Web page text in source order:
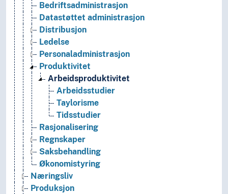
Bedriftsadministrasjon
Datastøttet administrasjon
Distribusjon
Ledelse
Personaladministrasjon
Produktivitet
Arbeidsproduktivitet
Arbeidsstudier
Taylorisme
Tidsstudier
Rasjonalisering
Regnskaper
Saksbehandling
Økonomistyring
Næringsliv
Produksjon